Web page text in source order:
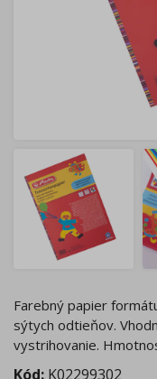
Farebný papier
sýtych odtieňov.
vystrihovanie.
Kód: K02299302